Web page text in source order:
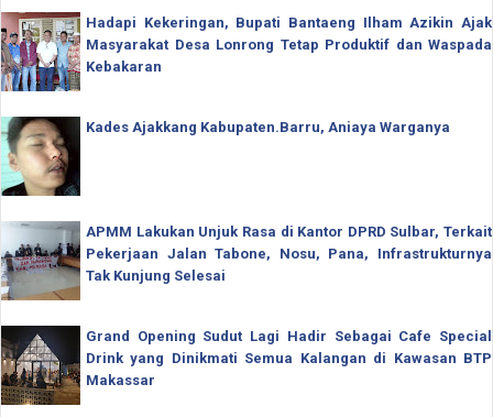
Hadapi Kekeringan, Bupati Bantaeng Ilham Azikin Ajak
Masyarakat Desa Lonrong Tetap Produktif dan Waspada
Kebakaran
Kades Ajakkang Kabupaten.Barru, Aniaya Warganya
APMM Lakukan Unjuk Rasa di Kantor DPRD Sulbar, Terkait
Pekerjaan Jalan Tabone, Nosu, Pana, Infrastrukturnya
Tak Kunjung Selesai
Grand Opening Sudut Lagi Hadir Sebagai Cafe Special
Drink yang Dinikmati Semua Kalangan di Kawasan BTP
Makassar